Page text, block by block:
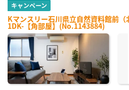
キャンペーン
Kマンスリー石川県立自然資料館前（
1DK-【角部屋】(No.1143884)